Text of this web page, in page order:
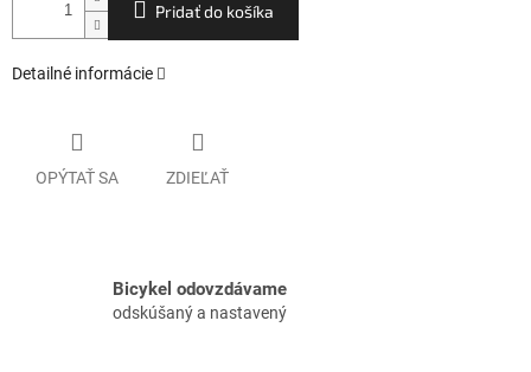
Pridať do košíka
Detailné informácie
OPÝTAŤ SA ZDIEĽAŤ
Bicykel odovzdávame
odskúšaný a nastavený